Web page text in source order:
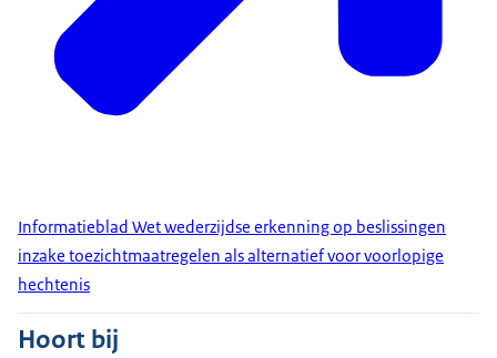
Informatieblad Wet wederzijdse erkenning op beslissingen
inzake toezichtmaatregelen als alternatief voor voorlopige
hechtenis
Hoort bij